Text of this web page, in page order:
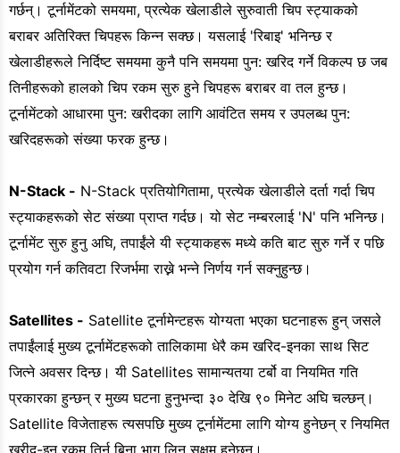
गर्छन्। टूर्नामेंटको समयमा, प्रत्येक खेलाडीले सुरुवाती चिप स्ट्याकको
बराबर अतिरिक्त चिपहरू किन्न सक्छ। यसलाई 'रिबाइ' भनिन्छ र
खेलाडीहरूले निर्दिष्ट समयमा कुनै पनि समयमा पुन: खरिद गर्ने विकल्प छ जब
तिनीहरूको हालको चिप रकम सुरु हुने चिपहरू बराबर वा तल हुन्छ।
टूर्नामेंटको आधारमा पुन: खरीदका लागि आवंटित समय र उपलब्ध पुन:
खरिदहरूको संख्या फरक हुन्छ।
N-Stack - N-Stack प्रतियोगितामा, प्रत्येक खेलाडीले दर्ता गर्दा चिप
स्ट्याकहरूको सेट संख्या प्राप्त गर्दछ। यो सेट नम्बरलाई 'N' पनि भनिन्छ।
टूर्नामेंट सुरु हुनु अघि, तपाईंले यी स्ट्याकहरू मध्ये कति बाट सुरु गर्ने र पछि
प्रयोग गर्न कतिवटा रिजर्भमा राख्ने भन्ने निर्णय गर्न सक्नुहुन्छ।
Satellites - Satellite टूर्नामेन्टहरू योग्यता भएका घटनाहरू हुन् जसले
तपाईंलाई मुख्य टूर्नामेंटहरूको तालिकामा धेरै कम खरिद-इनका साथ सिट
जित्ने अवसर दिन्छ। यी Satellites सामान्यतया टर्बो वा नियमित गति
प्रकारका हुन्छन् र मुख्य घटना हुनुभन्दा ३० देखि ९० मिनेट अघि चल्छन्।
Satellite विजेताहरू त्यसपछि मुख्य टूर्नामेंटमा लागि योग्य हुनेछन् र नियमित